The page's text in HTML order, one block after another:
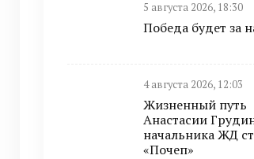
5 августа 2026, 18:30
Победа будет за
4 августа 2026, 12:03
Жизненный путь
Анастасии
начальника ЖД
«Почеп»